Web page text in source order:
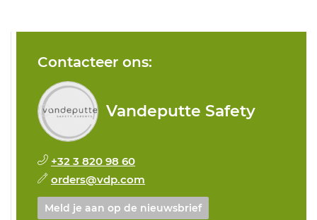
Contacteer ons:
Vandeputte Safety
+32 3 820 98 60
orders@vdp.com
Meld je aan op de nieuwsbrief